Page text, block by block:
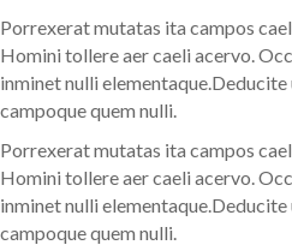
Porrexerat mutatas ita campos
Homini tollere aer caeli acervo.
inminet nulli
campoque quem nulli.
Porrexerat mutatas ita campos
Homini tollere aer caeli acervo.
inminet nulli
campoque quem nulli.